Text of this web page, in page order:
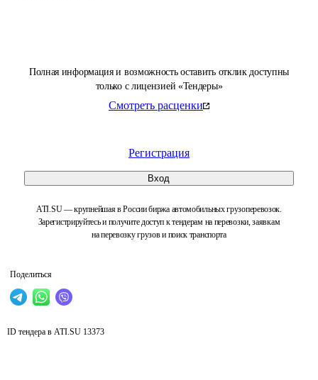
Полная информация и возможность оставить отклик доступны
только с лицензией «Тендеры»
Смотреть расценки
Регистрация
Вход
ATI.SU — крупнейшая в России биржа автомобильных грузоперевозок.
Зарегистрируйтесь и получите доступ к тендерам на перевозки, заявкам
на перевозку грузов и поиск транспорта
Поделиться
ID тендера в ATI.SU 13373